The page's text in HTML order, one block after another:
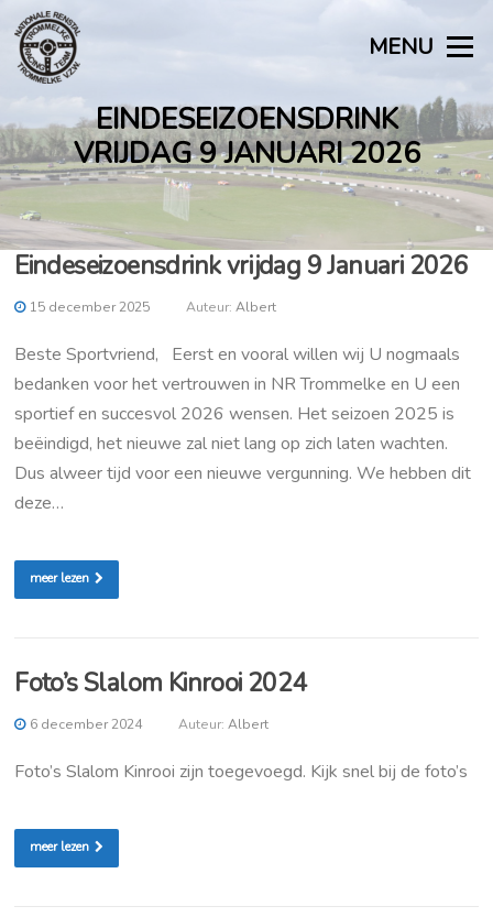
Naar
de
inhoud
MENU
EINDESEIZOENSDRINK
VRIJDAG 9 JANUARI 2026
Eindeseizoensdrink vrijdag 9 Januari 2026
15 december 2025 Auteur:Albert
Beste Sportvriend, Eerst en vooral willen wij U nogmaals
bedanken voor het vertrouwen in NR Trommelke en U een
sportief en succesvol 2026 wensen. Het seizoen 2025 is
beëindigd, het nieuwe zal niet lang op zich laten wachten.
Dus alweer tijd voor een nieuwe vergunning. We hebben dit
deze…
meer lezen
Foto’s Slalom Kinrooi 2024
6 december 2024 Auteur:Albert
Foto’s Slalom Kinrooi zijn toegevoegd. Kijk snel bij de foto’s
meer lezen